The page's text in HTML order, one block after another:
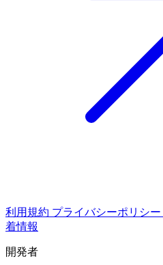
利用規約 プライバシーポリシー
着情報
開発者